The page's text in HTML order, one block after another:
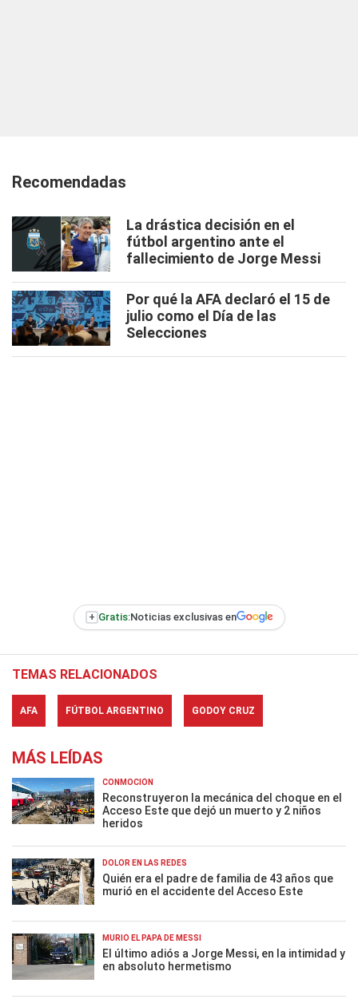
Recomendadas
La drástica decisión en el
fútbol argentino ante el
fallecimiento de Jorge Messi
Por qué la AFA declaró el 15 de
julio como el Día de las
Selecciones
+ Gratis:Noticias exclusivas en
TEMAS RELACIONADOS
AFA FÚTBOL ARGENTINO GODOY CRUZ
MÁS LEÍDAS
CONMOCIÓN
Reconstruyeron la mecánica del choque en el
Acceso Este que dejó un muerto y 2 niños
heridos
DOLOR EN LAS REDES
Quién era el padre de familia de 43 años que
murió en el accidente del Acceso Este
MURIÓ EL PAPÁ DE MESSI
El último adiós a Jorge Messi, en la intimidad y
en absoluto hermetismo